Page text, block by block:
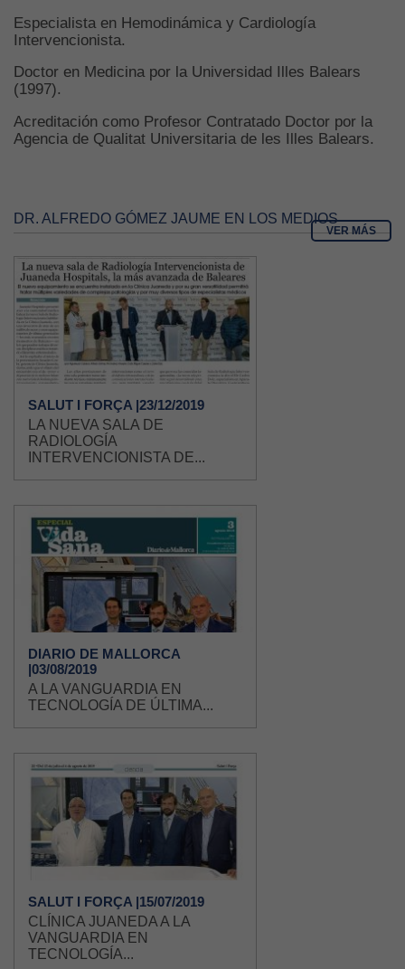
Especialista en Hemodinámica y Cardiología
Intervencionista.
Doctor en Medicina por la Universidad Illes Balears
(1997).
Acreditación como Profesor Contratado Doctor por la
Agencia de Qualitat Universitaria de les Illes Balears.
DR. ALFREDO GÓMEZ JAUME EN LOS MEDIOS
VER MÁS
SALUT I FORÇA |23/12/2019
LA NUEVA SALA DE
RADIOLOGÍA
INTERVENCIONISTA DE...
DIARIO DE MALLORCA
|03/08/2019
A LA VANGUARDIA EN
TECNOLOGÍA DE ÚLTIMA...
SALUT I FORÇA |15/07/2019
CLÍNICA JUANEDA A LA
VANGUARDIA EN
TECNOLOGÍA...